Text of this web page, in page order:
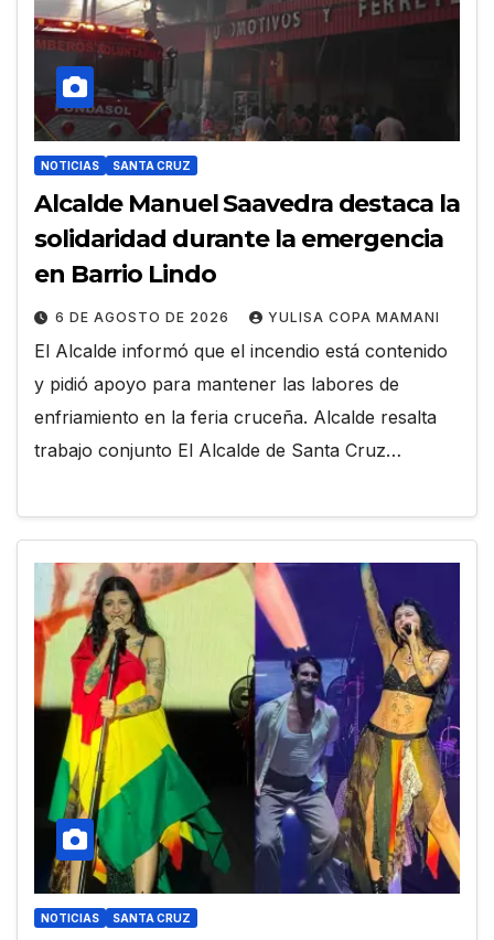
NOTICIAS SANTA CRUZ
Alcalde Manuel Saavedra destaca la
solidaridad durante la emergencia
en Barrio Lindo
6 DE AGOSTO DE 2026 YULISA COPA MAMANI
El Alcalde informó que el incendio está contenido
y pidió apoyo para mantener las labores de
enfriamiento en la feria cruceña. Alcalde resalta
trabajo conjunto El Alcalde de Santa Cruz…
NOTICIAS SANTA CRUZ